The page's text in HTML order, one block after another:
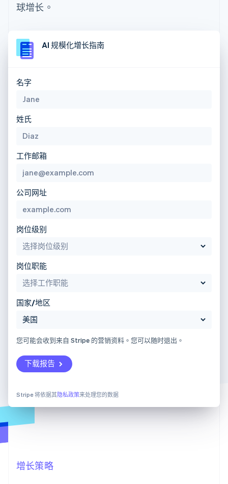
球增长。
AI 规模化增长指南
名字
姓氏
工作邮箱
公司网址
岗位级别
岗位职能
国家/地区
您可能会收到来自 Stripe 的营销资料。您可以随时退出。
下载报告
Stripe 将依据其隐私政策来处理您的数据
增长策略